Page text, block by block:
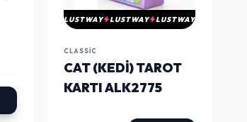
LUSTWAY LUSTWAY LUSTWAY
CLASSIC
CAT (KEDI) TAROT
KARTI ALK2775